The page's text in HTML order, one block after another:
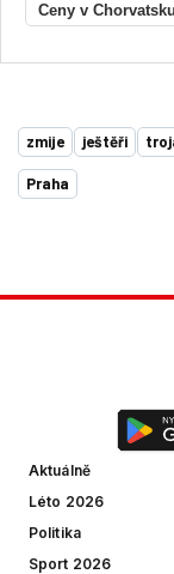
Ceny v Chorvatsku
zmije ještěři
Praha
Aktuálně
Léto 2026
Politika
Sport 2026